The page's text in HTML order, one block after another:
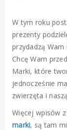
W tym roku
prezenty
przydadzą
Chcę Wam
Marki, które
jednocześnie
zwierzęta i
Więcej wpisów
marki, są tam